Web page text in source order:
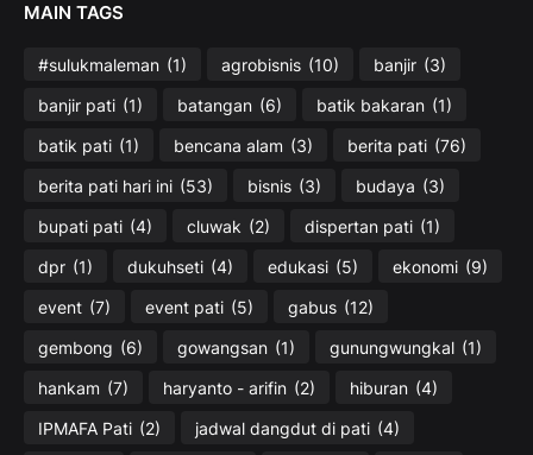
MAIN TAGS
#sulukmaleman (1) agrobisnis (10) banjir (3)
banjir pati (1) batangan (6) batik bakaran (1)
batik pati (1) bencana alam (3) berita pati (76)
berita pati hari ini (53) bisnis (3) budaya (3)
bupati pati (4) cluwak (2) dispertan pati (1)
dpr (1) dukuhseti (4) edukasi (5) ekonomi (9)
event (7) event pati (5) gabus (12)
gembong (6) gowangsan (1) gunungwungkal (1)
hankam (7) haryanto - arifin (2) hiburan (4)
IPMAFA Pati (2) jadwal dangdut di pati (4)